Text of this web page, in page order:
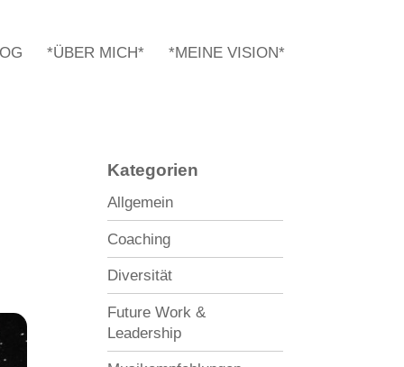
*ÜBER MICH* *MEINE VISION*
Kategorien
Allgemein
Coaching
Diversität
Future Work &
Leadership